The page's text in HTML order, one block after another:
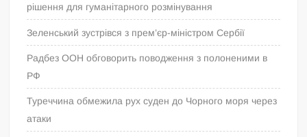
рішення для гуманітарного розмінування
Зеленський зустрівся з прем’єр-міністром Сербії
Радбез ООН обговорить поводження з полоненими в
РФ
Туреччина обмежила рух суден до Чорного моря через
атаки